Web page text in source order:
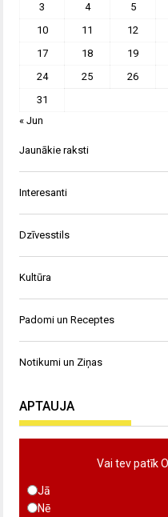
3 4 5
10
11 12
17
18 19
24
25 26
31
« Jun
Jaunākie raksti
Interesanti
Dzīvesstils
Kultūra
Padomi un Receptes
Notikumi un Ziņas
APTAUJA
Vai tev patīk
Jā
Nē